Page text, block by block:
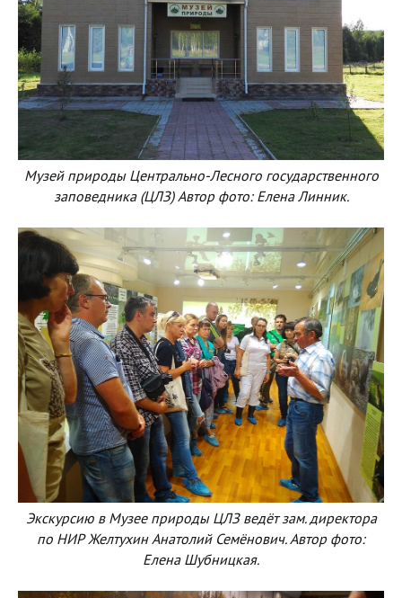
Музей природы Центрально-Лесного государственного
заповедника (ЦЛЗ) Автор фото: Елена Линник.
Экскурсию в Музее природы ЦЛЗ ведёт зам. директора
по НИР Желтухин Анатолий Семёнович. Автор фото:
Елена Шубницкая.